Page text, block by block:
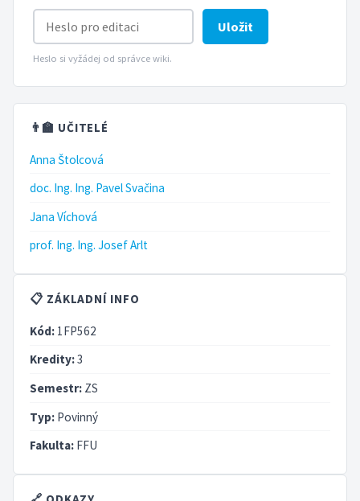
Uložit
Heslo si vyžádej od správce wiki.
👨‍🏫 UČITELÉ
Anna Štolcová
doc. Ing. Ing. Pavel Svačina
Jana Víchová
prof. Ing. Ing. Josef Arlt
📋 ZÁKLADNÍ INFO
Kód: 1FP562
Kredity:3
Semestr: ZS
Typ: Povinný
Fakulta: FFU